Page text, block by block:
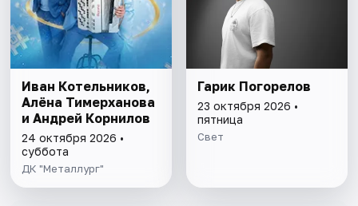
Иван Котельников,
Алёна Тимерханова
и Андрей Корнилов
24 октября 2026 •
суббота
ДК "Металлург"
Гарик Погорелов
23 октября 2026 •
пятница
Свет